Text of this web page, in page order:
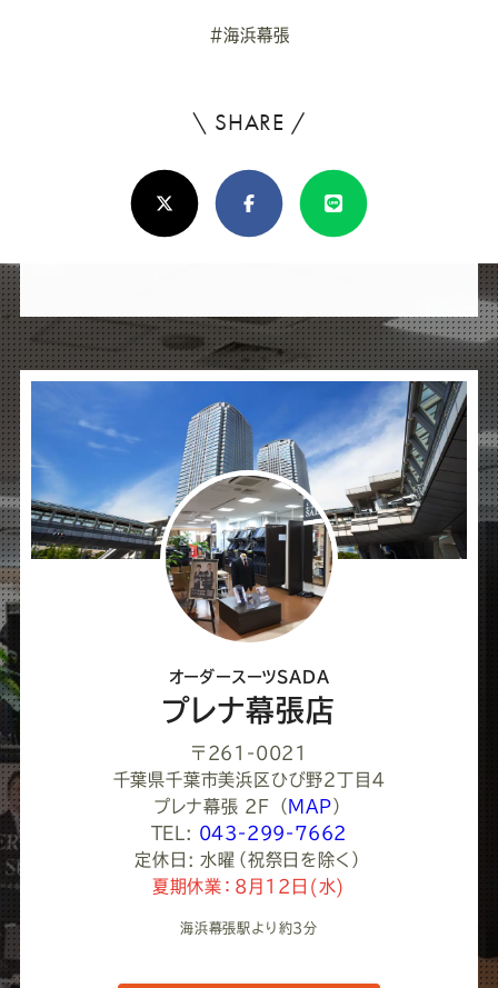
#海浜幕張
\ SHARE /
ろ
し
け
ば
シ
ェ
ア
し
て
く
だ
い
X(Twitter)FacebookLine
オーダースーツSADA
プレナ幕張店
〒261-0021
千葉県千葉市美浜区ひび野２丁目４
プレナ幕張 2F
（ MAP ）
TEL: 043-299-7662
定休日: 水曜（祝祭日を除く）
夏期休業：8月12日(水)
海浜幕張駅より約3分